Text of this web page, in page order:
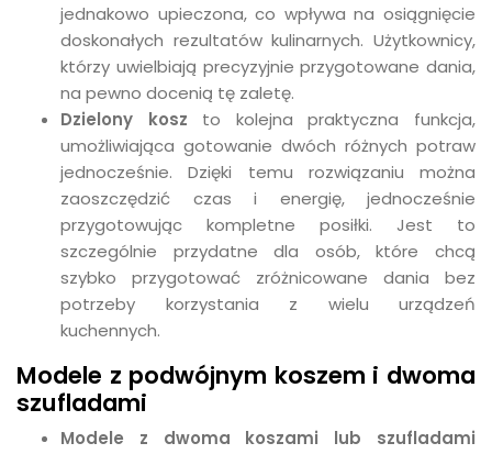
jednakowo upieczona, co wpływa na osiągnięcie
doskonałych rezultatów kulinarnych. Użytkownicy,
którzy uwielbiają precyzyjnie przygotowane dania,
na pewno docenią tę zaletę.
Dzielony kosz to kolejna praktyczna funkcja,
umożliwiająca gotowanie dwóch różnych potraw
jednocześnie. Dzięki temu rozwiązaniu można
zaoszczędzić czas i energię, jednocześnie
przygotowując kompletne posiłki. Jest to
szczególnie przydatne dla osób, które chcą
szybko przygotować zróżnicowane dania bez
potrzeby korzystania z wielu urządzeń
kuchennych.
Modele z podwójnym koszem i dwoma
szufladami
Modele z dwoma koszami lub szufladami